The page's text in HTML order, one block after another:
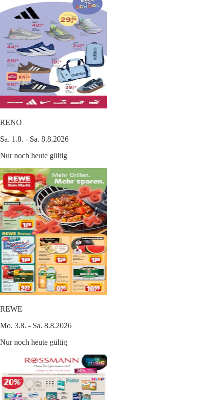
RENO
Sa. 1.8. - Sa. 8.8.2026
Nur noch heute gültig
REWE
Mo. 3.8. - Sa. 8.8.2026
Nur noch heute gültig